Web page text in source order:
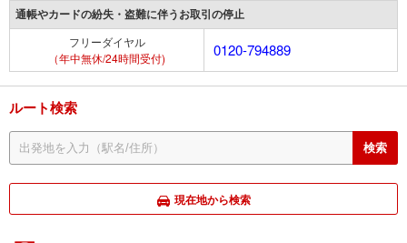
通帳やカードの紛失・盗難に伴うお取引の停止
フリーダイヤル
（年中無休/24時間受付)
0120-794889
ルート検索
現在地から検索